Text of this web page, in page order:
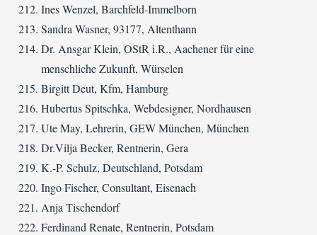
Ines Wenzel, Barchfeld-Immelborn
Sandra Wasner, 93177, Altenthann
Dr. Ansgar Klein, OStR i.R., Aachener für eine
menschliche Zukunft, Würselen
Birgitt Deut, Kfm, Hamburg
Hubertus Spitschka, Webdesigner, Nordhausen
Ute May, Lehrerin, GEW München, München
Dr.Vilja Becker, Rentnerin, Gera
K.-P. Schulz, Deutschland, Potsdam
Ingo Fischer, Consultant, Eisenach
Anja Tischendorf
Ferdinand Renate, Rentnerin, Potsdam